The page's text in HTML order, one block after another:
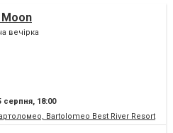
вечірка
серпня, 18:00
Bartolomeo Best River Resort